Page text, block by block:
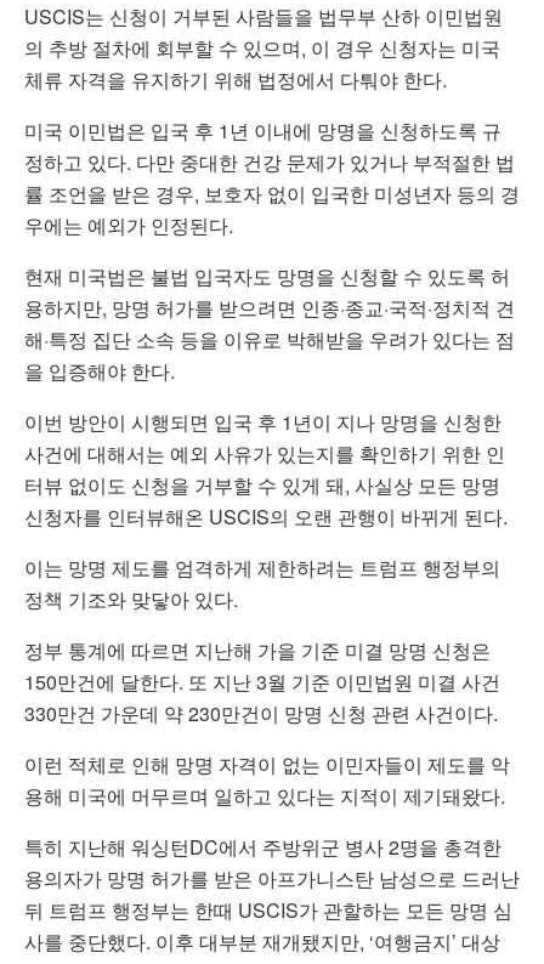
USCIS는 신청이 거부된 사람들을 법무부 산하 이민법원
의 추방 절차에 회부할 수 있으며, 이 경우 신청자는 미국
체류 자격을 유지하기 위해 법정에서 다퉈야 한다.
미국 이민법은 입국 후 1년 이내에 망명을 신청하도록 규
정하고 있다. 다만 중대한 건강 문제가 있거나 부적절한 법
률 조언을 받은 경우, 보호자 없이 입국한 미성년자 등의 경
우에는 예외가 인정된다.
현재 미국법은 불법 입국자도 망명을 신청할 수 있도록 허
용하지만, 망명 허가를 받으려면 인종·종교·국적·정치적 견
해·특정 집단 소속 등을 이유로 박해받을 우려가 있다는 점
을 입증해야 한다.
이번 방안이 시행되면 입국 후 1년이 지나 망명을 신청한
사건에 대해서는 예외 사유가 있는지를 확인하기 위한 인
터뷰 없이도 신청을 거부할 수 있게 돼, 사실상 모든 망명
신청자를 인터뷰해온 USCIS의 오랜 관행이 바뀌게 된다.
이는 망명 제도를 엄격하게 제한하려는 트럼프 행정부의
정책 기조와 맞닿아 있다.
정부 통계에 따르면 지난해 가을 기준 미결 망명 신청은
150만건에 달한다. 또 지난 3월 기준 이민법원 미결 사건
330만건 가운데 약 230만건이 망명 신청 관련 사건이다.
이런 적체로 인해 망명 자격이 없는 이민자들이 제도를 악
용해 미국에 머무르며 일하고 있다는 지적이 제기돼왔다.
특히 지난해 워싱턴DC에서 주방위군 병사 2명을 총격한
용의자가 망명 허가를 받은 아프가니스탄 남성으로 드러난
뒤 트럼프 행정부는 한때 USCIS가 관할하는 모든 망명 심
사를 중단했다. 이후 대부분 재개됐지만, ‘여행금지’ 대상